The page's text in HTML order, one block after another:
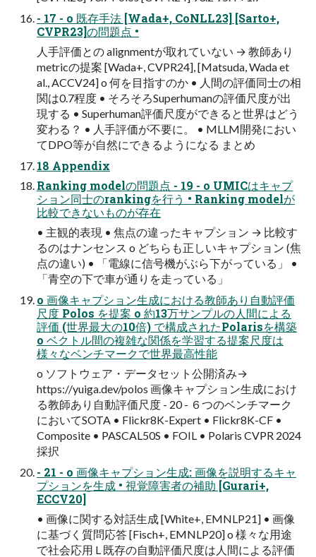
- 17 - o 既存⼿法 [Wada+, CoNLL23] [Sarto+,
CVPR23]の問題点 •
⼈⼿評価との alignmentが取れていない → 教師あり
metricの提案 [Wada+, CVPR24], [Matsuda, Wada et
al., ACCV24] o 何を⽬指すのか • ⼈間の評価同⼠の相
関は0.7程度 • そろそろSuperhumanの評価尺度が出
現する • Superhuman評価尺度ができると世界はどう
変わる？ • ⼈⼿評価が不要に。 • MLLM開発におい
てDPO等が⾃然にできるようになる まとめ
18 Appendix
Ranking modelの問題点 - 19 - o UMICはキャプ
ション同⼠のrankingを⾏う • Ranking modelが
⽐較できないものが存在
• 主観的表現 • 焦点の違ったキャプション → ⽐較す
るのはナンセンス o どちらも正しいキャプション (焦
点の違い) • 「電線に信号機がぶら下がっている」 •
「⻘空の下で⾞が通りを⾛っている」
o 画像キャプション⽣成における教師あり⾃動評価
尺度 Polos を提案 o 約13万サンプルの⼈間による
評価 (世界最⼤の10倍) で構成されたPolarisを構築
o ベクトル間の複雑な関係を学習する提案尺度は
様々なベンチマークで世界最⾼性能
o ソフトウェア・データセット公開済み→
https://yuiga.dev/polos 画像キャプション⽣成におけ
る教師あり⾃動評価尺度 - 20 - ６つのベンチマーク
においてSOTA • Flickr8K-Expert • Flickr8K-CF •
Composite • PASCAL50S • FOIL • Polaris CVPR 2024
採択
- 21 - o 画像キャプション⽣成: 画像を説明するキャ
プションを⽣成 • 視覚障害者の補助 [Gurari+,
ECCV20]
• 画像に関する対話⽣成 [White+, EMNLP21] • 画像
に基づく質問応答 [Fisch+, EMNLP20] o 様々な⽤途
で社会応⽤ L 既存の⾃動評価尺度は⼈間による評価